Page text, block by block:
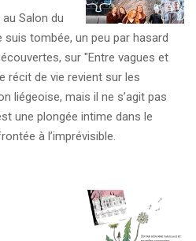
Salon du
suis tombée, un peu par hasard
sur "Entre vagues et
récit de vie revient sur les
liégeoise, mais il ne s’agit pas
une plongée intime dans le
à l’imprévisible.